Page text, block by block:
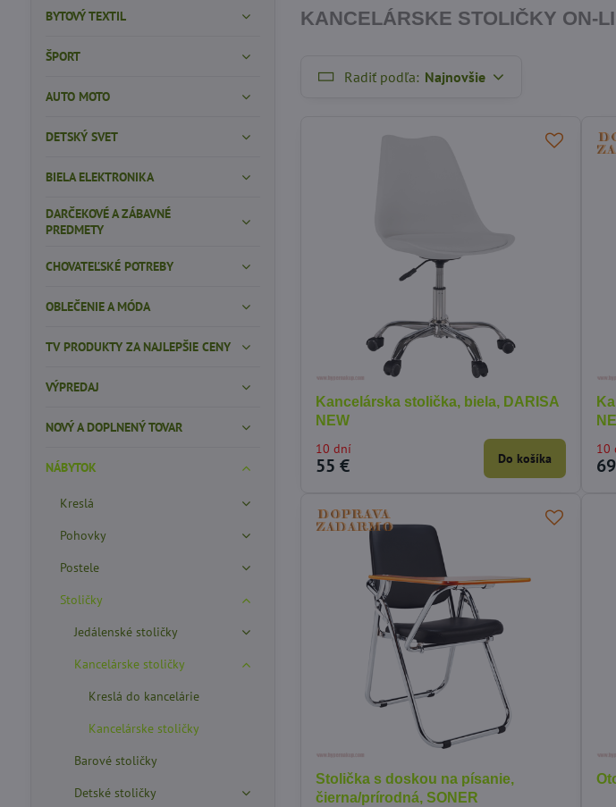
KANCELÁRSKE STOLIČKY ON-
Radiť podľa: Najnovšie
Kancelárska stolička, biela, DARISA
NEW
10 dní
55 € Do košíka
10
Stolička s doskou na písanie,
čierna/prírodná, SONER
BYTOVÝ TEXTIL
ŠPORT
AUTO MOTO
DETSKÝ SVET
BIELA ELEKTRONIKA
DARČEKOVÉ A ZÁBAVNÉ
PREDMETY
CHOVATEĽSKÉ POTREBY
OBLEČENIE A MÓDA
TV PRODUKTY ZA NAJLEPŠIE CENY
VÝPREDAJ
NOVÝ A DOPLNENÝ TOVAR
NÁBYTOK
Kreslá
Pohovky
Postele
Stoličky
Jedálenské stoličky
Kancelárske stoličky
Kreslá do kancelárie
Kancelárske stoličky
Barové stoličky
Detské stoličky